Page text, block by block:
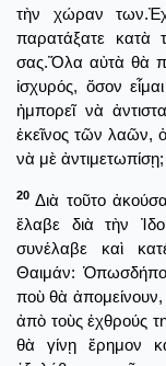
τὴν χώραν
παρατάξατε κατὰ
σας.Ὅλα αὐτὰ θὰ
ἰσχυρός, ὅσον
ἠμπορεῖ νὰ
ἐκεῖνος τῶν λαῶν,
νὰ μὲ ἀντιμετωπίσῃ;
20 Διὰ τοῦτο
ἔλαβε διὰ τὴν
συνέλαβε καὶ
Θαιμάν:
ποὺ θὰ
ἀπὸ τοὺς ἐχθρούς
θὰ γίνῃ ἔρημον